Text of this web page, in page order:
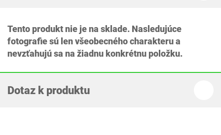
Tento produkt nie je na sklade. Nasledujúce
fotografie sú len všeobecného charakteru a
nevzťahujú sa na žiadnu konkrétnu položku.
Dotaz k produktu